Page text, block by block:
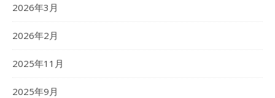
2026年3月
2026年2月
2025年11月
2025年9月